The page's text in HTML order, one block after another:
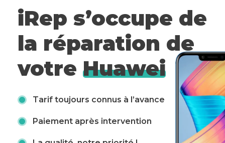
iRep s’occupe de
la réparation de
votre Huawei
Tarif toujours connus à l’avance
Paiement après intervention